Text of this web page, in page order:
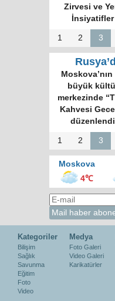
Zirvesi ve
İnsiyatifler
1 2 3
Moskova’nın
büyük
merkezinde
Kahvesi
düzenlendi
1 2 3
Moskova
4℃
Kategoriler
Bilişim
Sağlık
Savunma
Eğitim
Foto
Video
Medya
Foto Galeri
Video Galeri
Karikatürler